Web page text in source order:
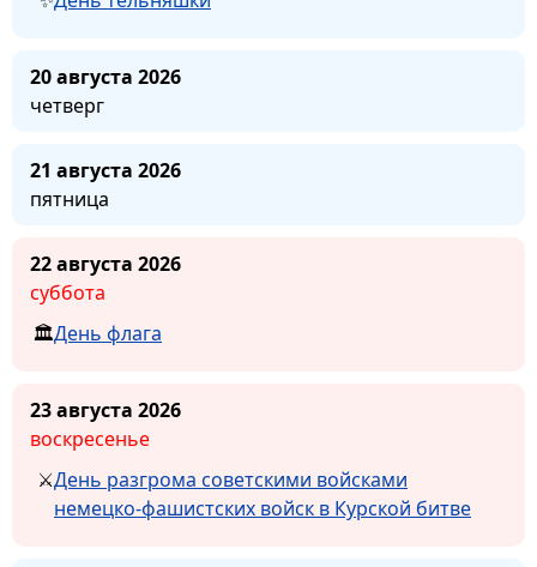
20 августа 2026
четверг
21 августа 2026
пятница
22 августа 2026
суббота
День флага
23 августа 2026
воскресенье
День разгрома советскими войсками
немецко-фашистских войск в Курской битве